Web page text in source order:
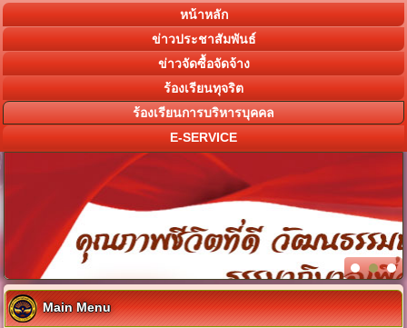
หน้าหลัก
ข่าวประชาสัมพันธ์
ข่าวจัดซื้อจัดจ้าง
ร้องเรียนทุจริต
ร้องเรียนการบริหารบุคคล
E-SERVICE
Main Menu